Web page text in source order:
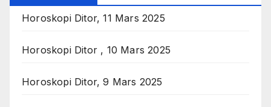
Horoskopi Ditor, 11 Mars 2025
Horoskopi Ditor , 10 Mars 2025
Horoskopi Ditor, 9 Mars 2025